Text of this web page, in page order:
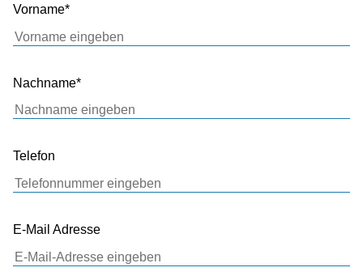
Vorname
Nachname
Telefon
E-Mail Adresse